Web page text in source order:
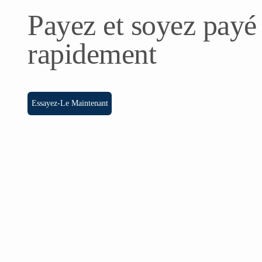
Payez et soyez
rapidement
Essayez-Le Maintenant